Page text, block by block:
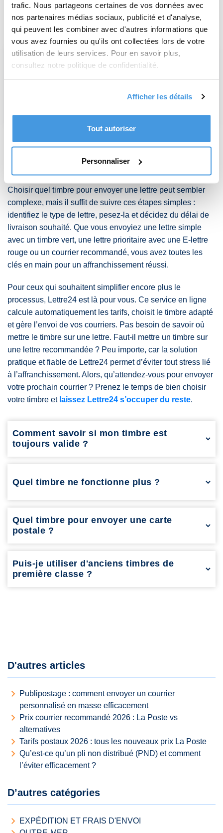
trafic. Nous partageons certaines de vos données avec
nos partenaires médias sociaux, publicité et d'analyse,
qui peuvent les combiner avec d'autres informations que
vous avez fournies ou qu'ils ont collectées lors de votre
utilisation de leurs services. Pour en savoir plus,
consultez notre politique de confidentialité.
Afficher les détails
Tout autoriser
Personnaliser
ou des pièces justificatives. Vous bénéficierez d’un numéro
de suivi et d’une preuve de réception pour garantir la
bonne livraison de votre envoi.
Envoyer une lettre à l'étranger avec un
timbre français : est-ce possible ?
Quel timbre pour envoyer une
lettre : suivez les étapes simples
Choisir quel timbre pour envoyer une lettre peut sembler
complexe, mais il suffit de suivre ces étapes simples :
identifiez le type de lettre, pesez-la et décidez du délai de
livraison souhaité. Que vous envoyiez une lettre simple
avec un timbre vert, une lettre prioritaire avec une E-lettre
rouge ou un courrier recommandé, vous avez toutes les
clés en main pour un affranchissement réussi.
Pour ceux qui souhaitent simplifier encore plus le
processus, Lettre24 est là pour vous. Ce service en ligne
calcule automatiquement les tarifs, choisit le timbre adapté
et gère l’envoi de vos courriers. Pas besoin de savoir où
mettre le timbre sur une lettre. Faut-il mettre un timbre sur
une lettre recommandée ? Peu importe, car la solution
pratique et fiable de Lettre24 permet d’éviter tout stress lié
à l’affranchissement. Alors, qu’attendez-vous pour envoyer
votre prochain courrier ? Prenez le temps de bien choisir
votre timbre et laissez Lettre24 s’occuper du reste.
Comment savoir si mon timbre est
toujours valide ?
état.
Quel timbre ne fonctionne plus ?
Quel timbre pour envoyer une carte
postale ?
Puis-je utiliser d'anciens timbres de
première classe ?
D'autres articles
Publipostage : comment envoyer un courrier
personnalisé en masse efficacement
Prix courrier recommandé 2026 : La Poste vs
alternatives
Tarifs postaux 2026 : tous les nouveaux prix La Poste
Qu’est-ce qu’un pli non distribué (PND) et comment
l’éviter efficacement ?
D’autres catégories
EXPÉDITION ET FRAIS D'ENVOI